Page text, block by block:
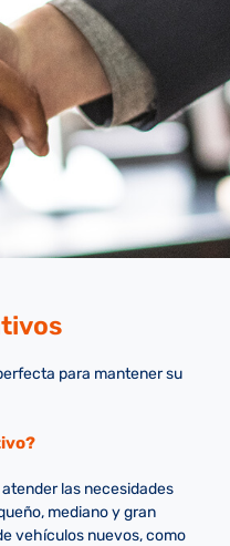
para mantener su
las necesidades
mediano y gran
vehículos nuevos, como